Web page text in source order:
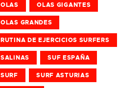
OLAS OLAS GIGANTES
OLAS GRANDES
RUTINA DE EJERCICIOS SURFERS
SALINAS SUF ESPAÑA
SURF SURF ASTURIAS